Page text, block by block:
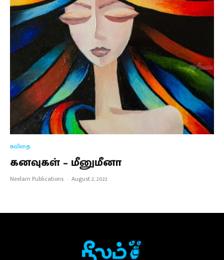
கவிதை
கனவுகள் – மீனுமீனா
Neelam Publications · August 2, 2022